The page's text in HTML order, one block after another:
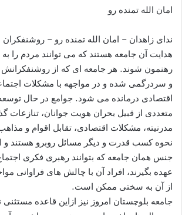
امان الله تمنده رو
ندای زاهدان – امان الله تمنده رو –
هدایت آن جامعه هستند که می توانند مردم را
رهنمون شوند. هر جامعه ای که از
و سردرگمی شده و در مواجهه با مشکلات
اقتصادی درمانده می شود. جوامع در حال
متعددی از قبیل بحران هویت جوانان، تنازعات
مدرنیته، مشکلات اقتصادی، تقابل اقوام و
نحوه کسب قدرت و دیگر مسائل روبرو هستند و
جنس همان جامعه که بتوانند رهبری فکری
عهده بگیرند، افراد آن با چالش های فراوانی
از آن به سختی ممکن است.
جامعه بلوچستان امروز نیز ازاین قاعده